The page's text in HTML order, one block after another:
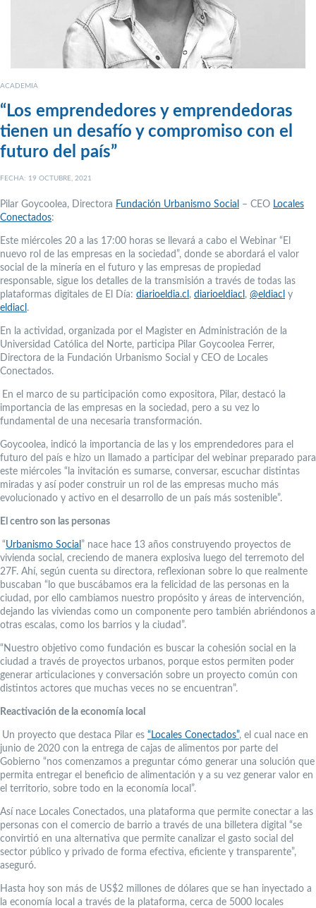
ACADEMIA
“Los emprendedores y emprendedoras
tienen un desafío y compromiso con el
futuro del país”
FECHA: 19 OCTUBRE, 2021
Pilar Goycoolea, Directora Fundación Urbanismo Social – CEO Locales
Conectados:
Este miércoles 20 a las 17:00 horas se llevará a cabo el Webinar “El
nuevo rol de las empresas en la sociedad”, donde se abordará el valor
social de la minería en el futuro y las empresas de propiedad
responsable, sigue los detalles de la transmisión a través de todas las
plataformas digitales de El Día: diarioeldia.cl , diarioeldiacl , @eldiacl y
eldiacl .
En la actividad, organizada por el Magister en Administración de la
Universidad Católica del Norte, participa Pilar Goycoolea Ferrer,
Directora de la Fundación Urbanismo Social y CEO de Locales
Conectados.
En el marco de su participación como expositora, Pilar, destacó la
importancia de las empresas en la sociedad, pero a su vez lo
fundamental de una necesaria transformación.
Goycoolea, indicó la importancia de las y los emprendedores para el
futuro del país e hizo un llamado a participar del webinar preparado para
este miércoles “la invitación es sumarse, conversar, escuchar distintas
miradas y así poder construir un rol de las empresas mucho más
evolucionado y activo en el desarrollo de un país más sostenible”.
El centro son las personas
“Urbanismo Social ” nace hace 13 años construyendo proyectos de
vivienda social, creciendo de manera explosiva luego del terremoto del
27F. Ahí, según cuenta su directora, reflexionan sobre lo que realmente
buscaban “lo que buscábamos era la felicidad de las personas en la
ciudad, por ello cambiamos nuestro propósito y áreas de intervención,
dejando las viviendas como un componente pero también abriéndonos a
otras escalas, como los barrios y la ciudad”.
“Nuestro objetivo como fundación es buscar la cohesión social en la
ciudad a través de proyectos urbanos, porque estos permiten poder
generar articulaciones y conversación sobre un proyecto común con
distintos actores que muchas veces no se encuentran”.
Reactivación de la economía local
Un proyecto que destaca Pilar es “Locales Conectados”, el cual nace en
junio de 2020 con la entrega de cajas de alimentos por parte del
Gobierno “nos comenzamos a preguntar cómo generar una solución que
permita entregar el beneficio de alimentación y a su vez generar valor en
el territorio, sobre todo en la economía local”.
Así nace Locales Conectados, una plataforma que permite conectar a las
personas con el comercio de barrio a través de una billetera digital “se
convirtió en una alternativa que permite canalizar el gasto social del
sector público y privado de forma efectiva, eficiente y transparente”,
aseguró.
Hasta hoy son más de US$2 millones de dólares que se han inyectado a
la economía local a través de la plataforma, cerca de 5000 locales